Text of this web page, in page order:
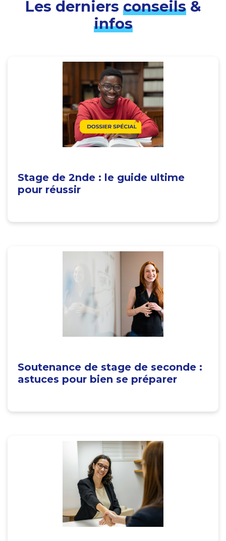
Les derniers conseils&
infos
Stage de 2nde : le guide ultime
pour réussir
Soutenance de stage de seconde :
astuces pour bien se préparer